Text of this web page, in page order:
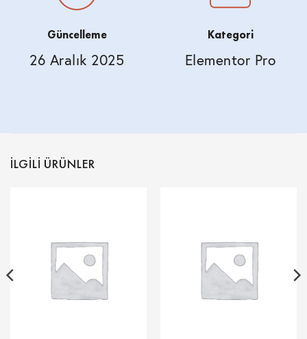
Güncelleme
26 Aralık 2025
Kategori
Elementor Pro
İLGILI ÜRÜNLER